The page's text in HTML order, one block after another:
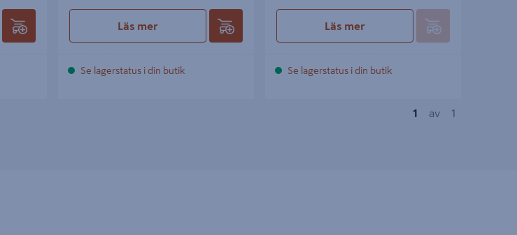
Läs mer
Se lagerstatus i din butik
Läs mer
Se lagerstatus i din butik
1 av 1